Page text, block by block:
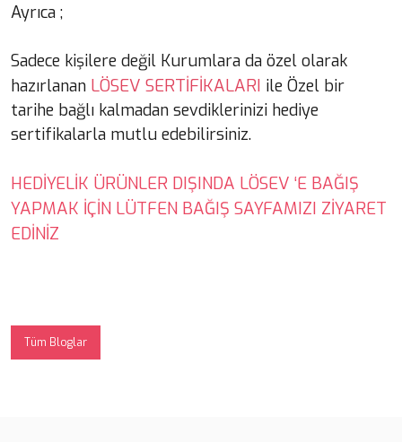
Ayrıca ;
Sadece kişilere değil Kurumlara da özel olarak
hazırlanan LÖSEV SERTİFİKALARI ile Özel bir
tarihe bağlı kalmadan sevdiklerinizi hediye
sertifikalarla mutlu edebilirsiniz.
HEDİYELİK ÜRÜNLER DIŞINDA LÖSEV ‘E BAĞIŞ
YAPMAK İÇİN LÜTFEN BAĞIŞ SAYFAMIZI ZİYARET
EDİNİZ
Tüm Bloglar